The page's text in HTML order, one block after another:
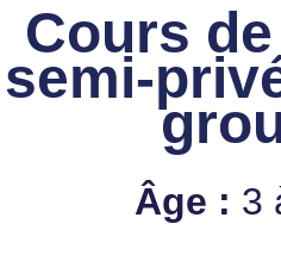
Cours
semi-
Âge : 3